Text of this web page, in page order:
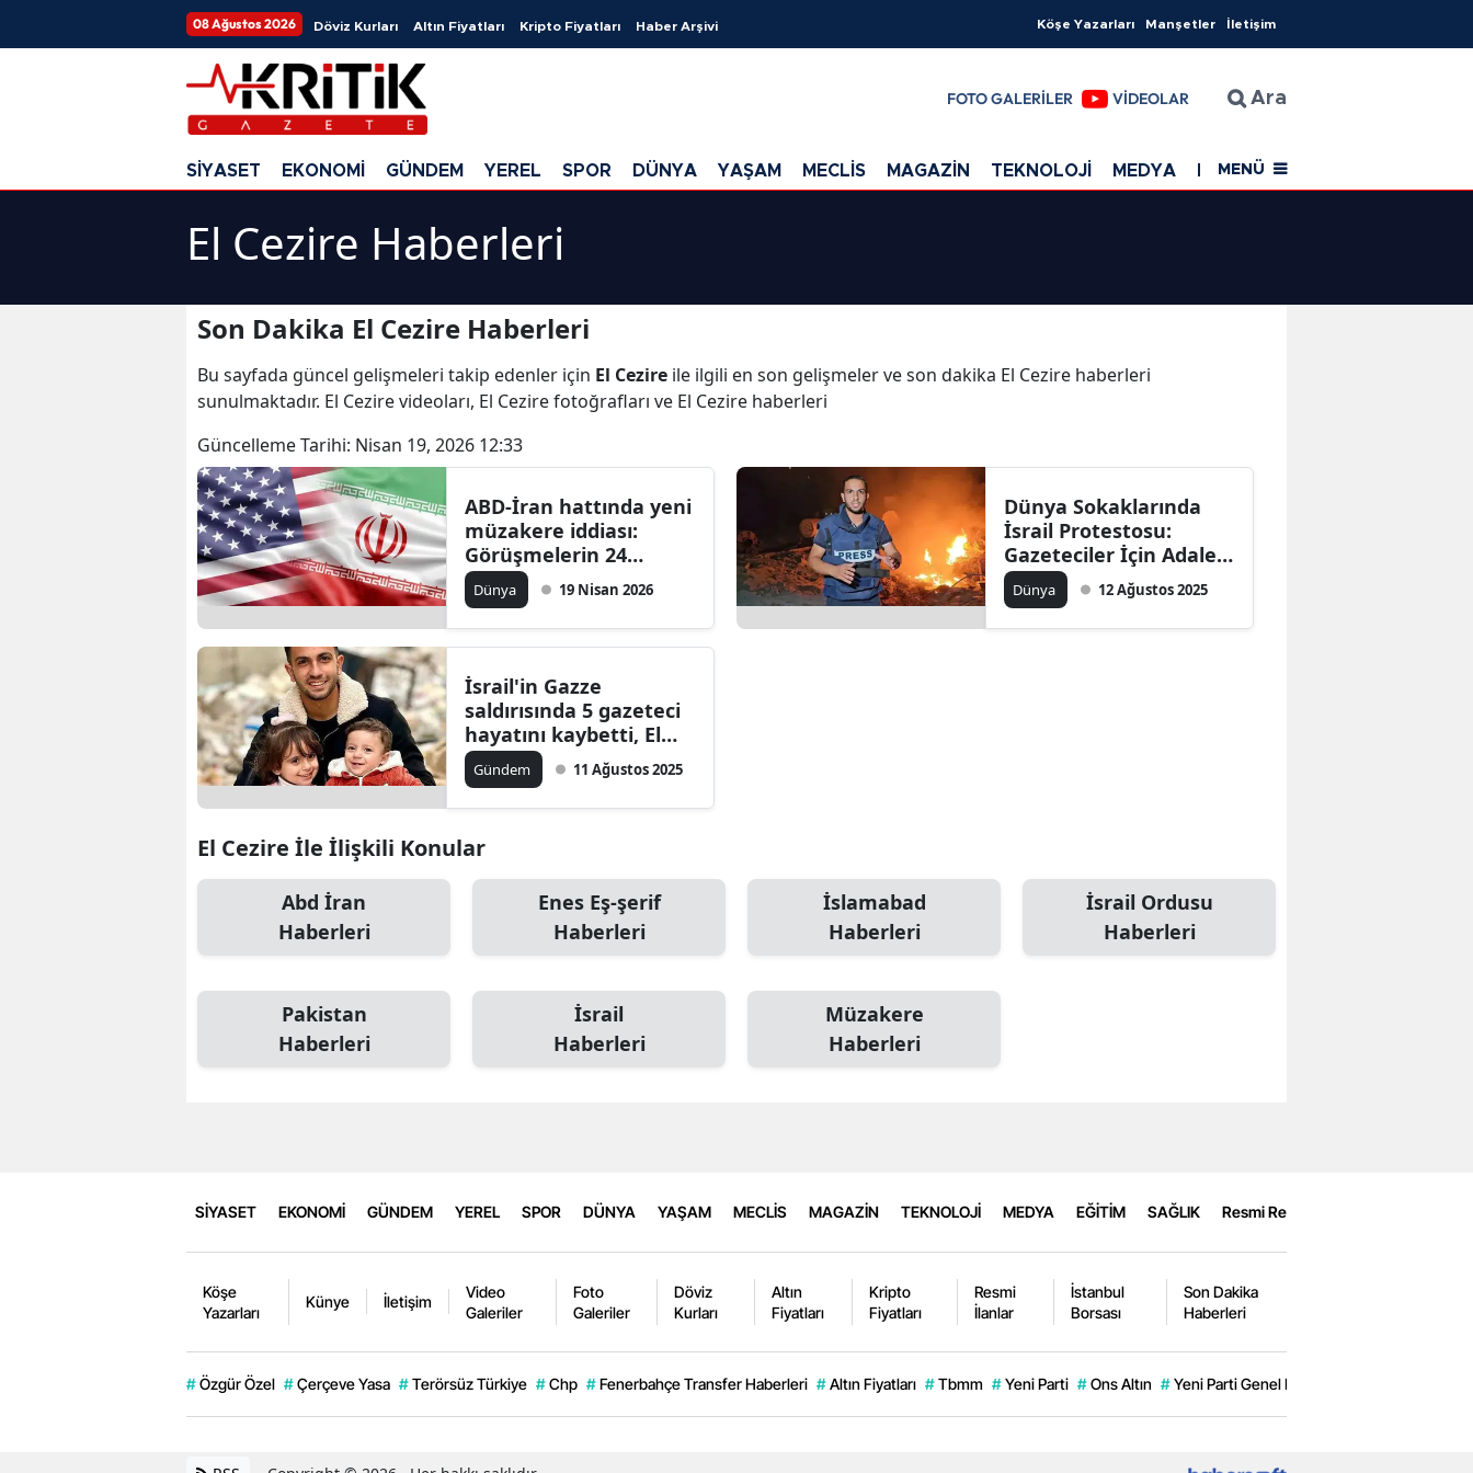
08 Ağustos 2026 Döviz Kurları Altın Fiyatları Kripto Fiyatları Haber Arşivi Köşe Yazarları Manşetler İletişim
FOTO GALERİLER VİDEOLAR Ara
SİYASET EKONOMİ GÜNDEM YEREL SPOR DÜNYA YAŞAM MECLİS MAGAZİN TEKNOLOJİ MEDYA EĞİTİM SAĞLIK
MENÜ
El Cezire Haberleri
Son Dakika El Cezire Haberleri
Bu sayfada güncel gelişmeleri takip edenler için El Cezire ile ilgili en son gelişmeler ve son dakika El Cezire haberleri
sunulmaktadır. El Cezire videoları, El Cezire fotoğrafları ve El Cezire haberleri
Güncelleme Tarihi: Nisan 19, 2026 12:33
ABD-İran hattında yeni
müzakere iddiası:
Görüşmelerin 24
Nisan’dan önce
yapılabileceği öne
sürüldü
Dünya 19 Nisan 2026
Dünya Sokaklarında
İsrail Protestosu:
Gazeteciler İçin Adalet
Çağrısı Yükseliyor
Dünya 12 Ağustos 2025
İsrail'in Gazze
saldırısında 5 gazeteci
hayatını kaybetti, El
Cezire'den uluslararası
tepki!
Gündem 11 Ağustos 2025
El Cezire İle İlişkili Konular
Abd İran
Haberleri
Enes Eş-şerif
Haberleri
İslamabad
Haberleri
İsrail Ordusu
Haberleri
Pakistan
Haberleri
İsrail
Haberleri
Müzakere
Haberleri
SİYASET EKONOMİ GÜNDEM YEREL SPOR DÜNYA YAŞAM MECLİS MAGAZİN TEKNOLOJİ MEDYA EĞİTİM SAĞLIK Resmi Reklamlar
Köşe
Yazarları
Künye İletişim
Video
Galeriler
Foto
Galeriler
Döviz
Kurları
Altın
Fiyatları
Kripto
Fiyatları
Resmi
İlanlar
İstanbul
Borsası
Son Dakika
Haberleri
# Özgür Özel # Çerçeve Yasa # Terörsüz Türkiye # Chp # Fenerbahçe Transfer Haberleri # Altın Fiyatları # Tbmm # Yeni Parti # Ons Altın # Yeni Parti Genel Başkanı